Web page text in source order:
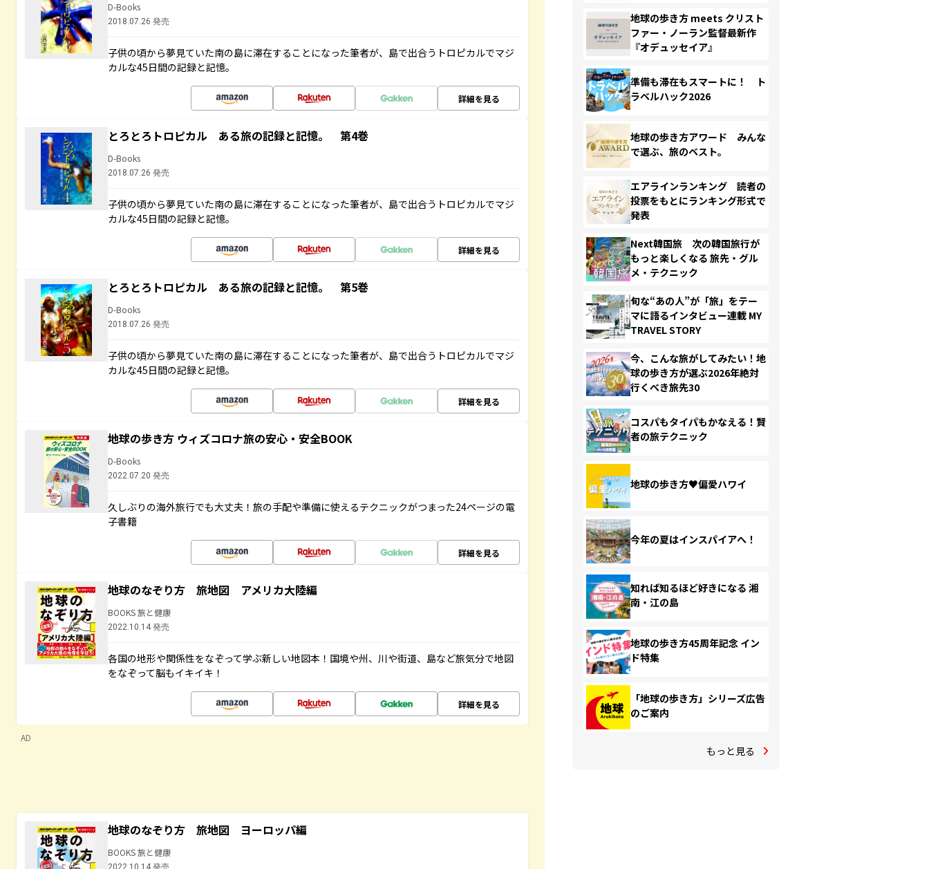
D-Books
2018.07.26 発売
子供の頃から夢見ていた南の島に滞在することになった筆者が、島で出合うトロピカルでマジ
カルな45日間の記録と記憶。
詳細を見る
とろとろトロピカル ある旅の記録と記憶。 第4巻
D-Books
2018.07.26 発売
子供の頃から夢見ていた南の島に滞在することになった筆者が、島で出合うトロピカルでマジ
カルな45日間の記録と記憶。
詳細を見る
とろとろトロピカル ある旅の記録と記憶。 第5巻
D-Books
2018.07.26 発売
子供の頃から夢見ていた南の島に滞在することになった筆者が、島で出合うトロピカルでマジ
カルな45日間の記録と記憶。
詳細を見る
地球の歩き方 ウィズコロナ旅の安心・安全BOOK
D-Books
2022.07.20 発売
久しぶりの海外旅行でも大丈夫！旅の手配や準備に使えるテクニックがつまった24ページの電
子書籍
詳細を見る
地球のなぞり方 旅地図 アメリカ大陸編
BOOKS 旅と健康
2022.10.14 発売
各国の地形や関係性をなぞって学ぶ新しい地図本！国境や州、川や街道、島など旅気分で地図
をなぞって脳もイキイキ！
詳細を見る
AD
地球のなぞり方 旅地図 ヨーロッパ編
BOOKS 旅と健康
2022.10.14 発売
地球の歩き方 meets クリスト
ファー・ノーラン監督最新作
『オデュッセイア』
準備も滞在もスマートに！ ト
ラベルハック2026
地球の歩き方アワード みんな
で選ぶ、旅のベスト。
エアラインランキング 読者の
投票をもとにランキング形式で
発表
Next韓国旅 次の韓国旅行が
もっと楽しくなる 旅先・グル
メ・テクニック
旬な“あの人”が「旅」をテー
マに語るインタビュー連載 MY
TRAVEL STORY
今、こんな旅がしてみたい！地
球の歩き方が選ぶ2026年絶対
行くべき旅先30
コスパもタイパもかなえる！賢
者の旅テクニック
地球の歩き方♥偏愛ハワイ
今年の夏はインスパイアへ！
知れば知るほど好きになる 湘
南・江の島
地球の歩き方45周年記念 イン
ド特集
「地球の歩き方」シリーズ広告
のご案内
もっと見る